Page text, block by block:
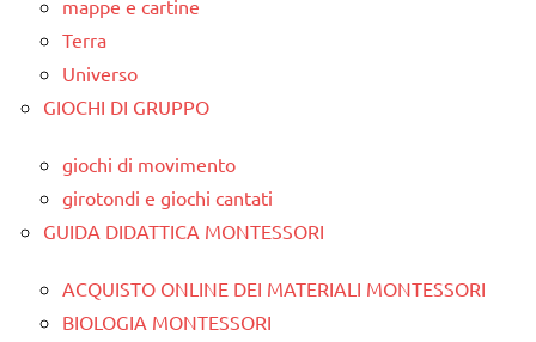
mappe e cartine
Terra
Universo
GIOCHI DI GRUPPO
giochi di movimento
girotondi e giochi cantati
GUIDA DIDATTICA MONTESSORI
ACQUISTO ONLINE DEI MATERIALI MONTESSORI
BIOLOGIA MONTESSORI